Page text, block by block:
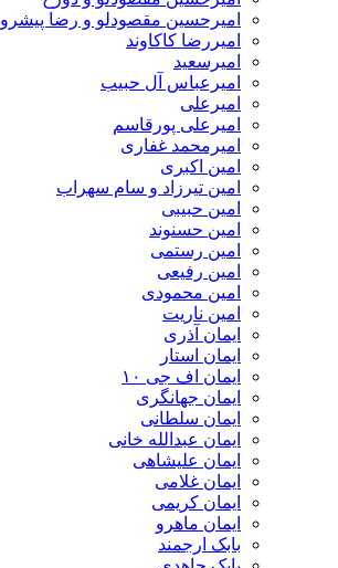
امیرحسین مقصودلو و رضا پیشرو
امیررضا کاکاوند
امیرسعید
امیرعباس آل حبیب
امیرعلی
امیرعلی پورقاسم
امیرمحمد غفاری
امین اکبری
امین تیرزاد و سام سهراب
امین حبیبی
امین حسنوند
امین رستمی
امین رفیعی
امین محمودی
امین ناریت
ایمان آذری
ایمان استار
ایمان اف جی ۱۰
ایمان جهانگری
ایمان سلطانی
ایمان عبدالله خانی
ایمان علیشاهی
ایمان غلامی
ایمان کریمی
ایمان ماهرو
بابک ارجمند